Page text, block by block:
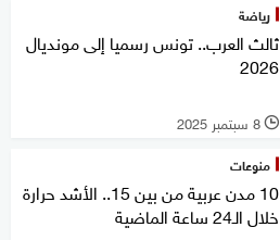
رياضة
ثالث العرب.. تونس رسميا إلى مونديال
2026
l 8 سبتمبر 2025
منوعات
10 مدن عربية من بين 15.. الأشد حرارة
خلال الـ24 ساعة الماضية